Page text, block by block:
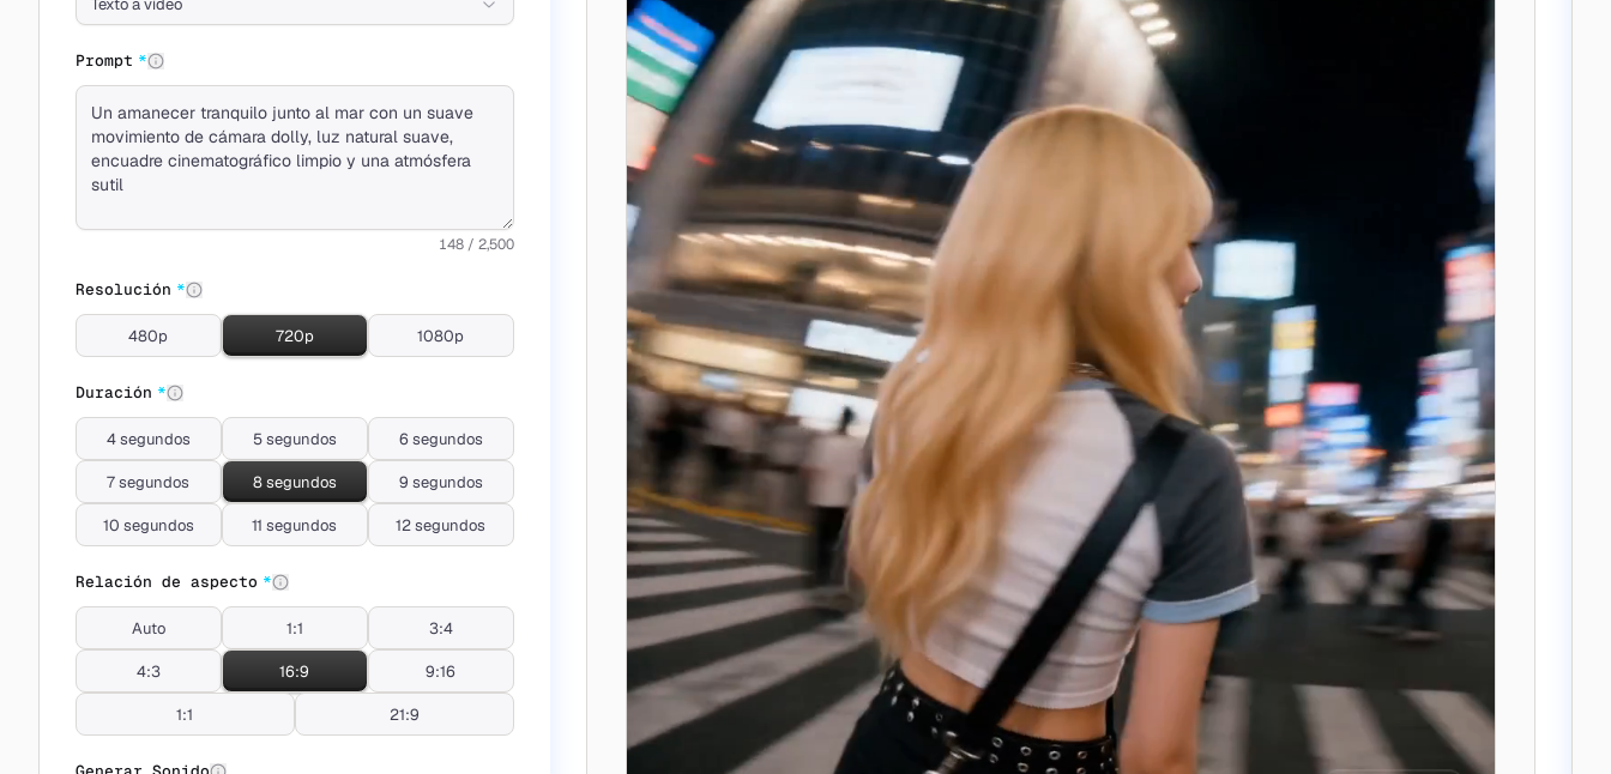
Prompt *
148 / 2,500
Resolución *
480p 720p 1080p
Duración *
4 segundos 5 segundos 6 segundos
7 segundos 8 segundos 9 segundos
10 segundos 11 segundos 12 segundos
Relación de aspecto *
Auto 1:1 3:4
4:3 16:9 9:16
1:1 21:9